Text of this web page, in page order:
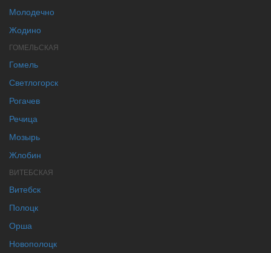
Молодечно
Жодино
ГОМЕЛЬСКАЯ
Гомель
Светлогорск
Рогачев
Речица
Мозырь
Жлобин
ВИТЕБСКАЯ
Витебск
Полоцк
Орша
Новополоцк